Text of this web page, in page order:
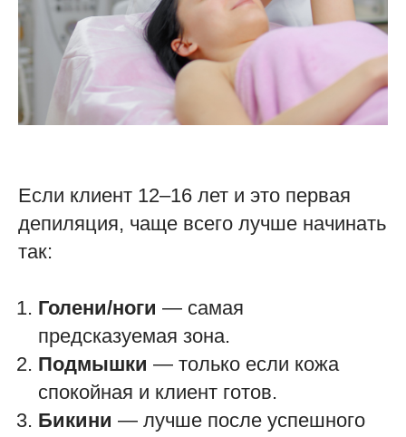
Если клиент 12–16 лет и это первая
депиляция, чаще всего лучше начинать
так:
Голени/ноги — самая
предсказуемая зона.
Подмышки — только если кожа
спокойная и клиент готов.
Бикини — лучше после успешного